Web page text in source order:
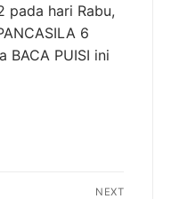
pada hari Rabu,
6
BACA PUISI ini
NEXT